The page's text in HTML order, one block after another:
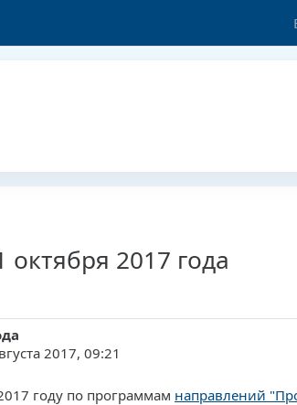
2017 года
2017, 09:21
году по программам направлений